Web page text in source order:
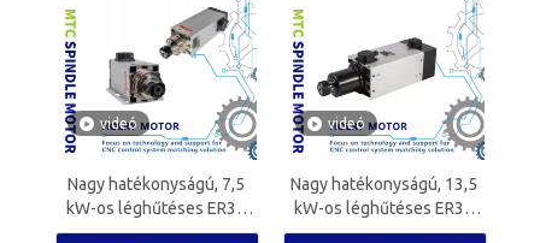
videó
Nagy hatékonyságú, 7,5
kW-os léghűtéses ER32
orsómotor CNC
videó
Nagy hatékonyságú, 13,5
kW-os léghűtéses ER32
orsómotor CNC